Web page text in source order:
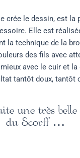
crée le dessin, est la
Elle est
la technique de la
des fils avec
avec le cuir et la
tantôt doux, tantôt
une très
du Scorff …